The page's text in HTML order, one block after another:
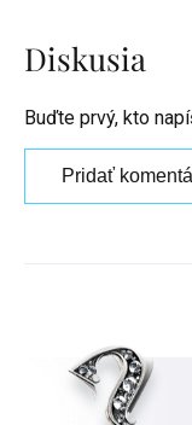
Diskusia
Buďte prvý, kto
Pridať